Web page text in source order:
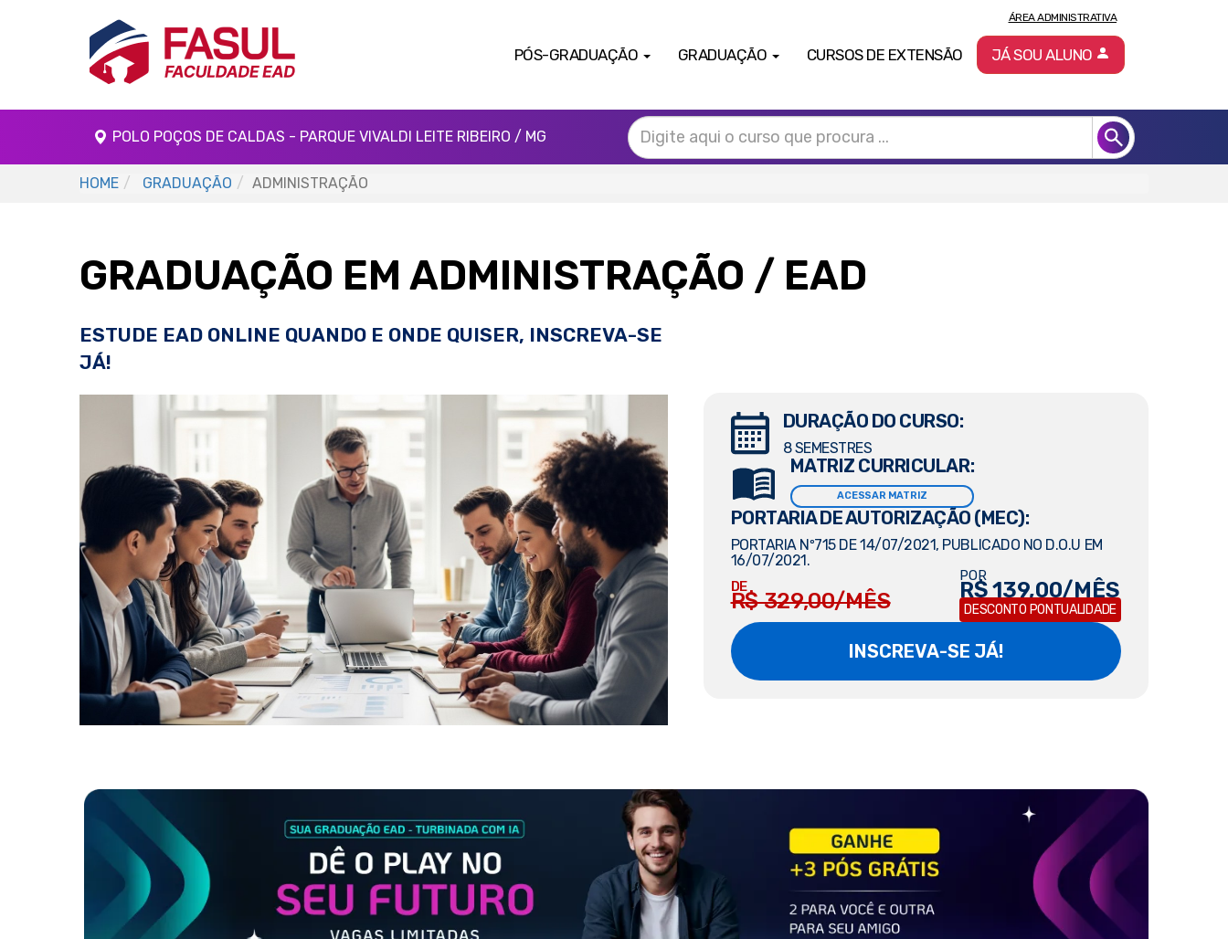
PÓS-GRADUAÇÃO GRADUAÇÃO CURSOS DE EXTENSÃO
ÁREA ADMINISTRATIVA
JÁ SOU ALUNO
POLO POÇOS DE CALDAS - PARQUE VIVALDI LEITE RIBEIRO / MG
HOME GRADUAÇÃO ADMINISTRAÇÃO
GRADUAÇÃO EM ADMINISTRAÇÃO / EAD
ESTUDE EAD ONLINE QUANDO E ONDE QUISER, INSCREVA-SE
JÁ!
DURAÇÃO DO CURSO:
8 SEMESTRES
MATRIZ CURRICULAR:
ACESSAR MATRIZ
PORTARIA DE AUTORIZAÇÃO (MEC):
PORTARIA Nº715 DE 14/07/2021, PUBLICADO NO D.O.U EM
16/07/2021.
DE
R$ 329,00/MÊS
POR
R$ 139,00/MÊS
DESCONTO PONTUALIDADE
INSCREVA-SE JÁ!